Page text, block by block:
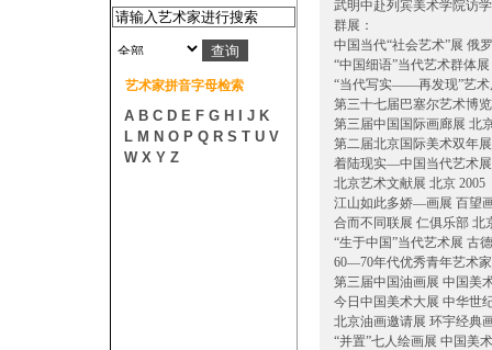
艺术家拼音字母检索
A B C D E F G H J K
L M N O P Q R S T U V
W X Y Z
武明中赴列宾美术学院访
群展：
中国当代“社会艺术”展 俄
“中国细语”当代艺术群体
“当代写实——再发现”艺术
第三十七届巴塞尔艺术博
第三届中国国际画廊展 北
第二届北京国际美术双年
着陆现实—中国当代艺术
北京艺术文献展 北京 2005
江山如此多娇—画展 百望
合而不同联展 仁俱乐部 北
“生于中国”当代艺术展 古
60—70年代优秀青年艺术
第三届中国油画展 中国美
今日中国美术大展 中华世
北京油画邀请展 环宇经典
“并置”七人绘画展 中国美